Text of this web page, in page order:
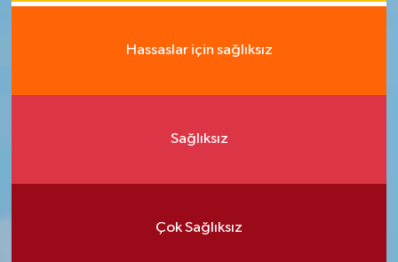
Hassaslar için sağlıksız
Sağlıksız
Çok Sağlıksız